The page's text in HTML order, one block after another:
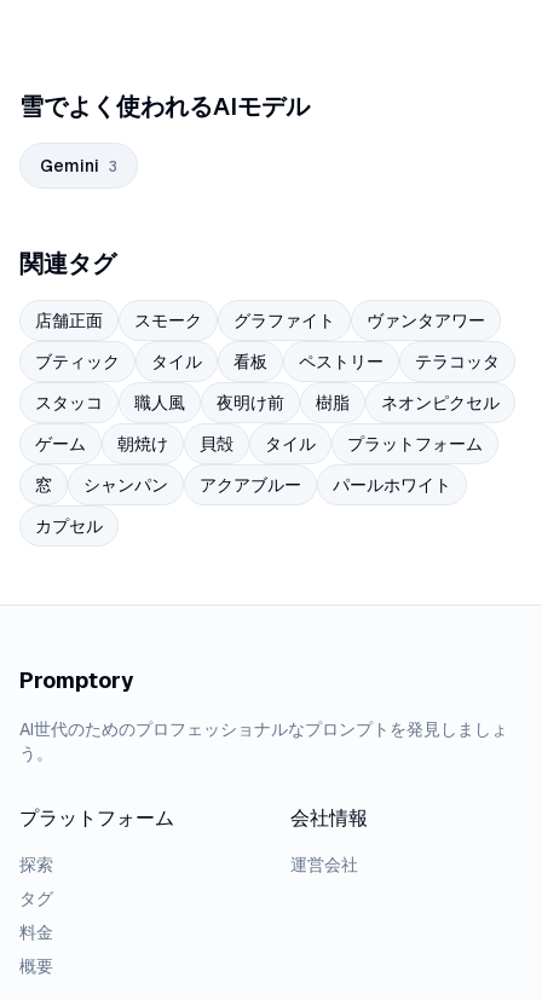
雪でよく使われるAIモデル
Gemini 3
関連タグ
店舗正面 スモーク グラファイト
ヴァンタアワー
ブティック
タイル 看板 ペストリー
テラコッタ
スタッコ
職人風 夜明け前 樹脂
ネオンピクセル
ゲーム
朝焼け 貝殻 タイル
プラットフォーム
窓
シャンパン アクアブルー
パールホワイト
カプセル
Promptory
AI世代のためのプロフェッショナルなプロンプトを発見しましょ
う。
プラットフォーム
探索
タグ
料金
概要
会社情報
運営会社